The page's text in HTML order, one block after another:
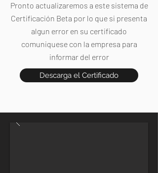
Pronto actualizaremos a este sistema de
Certificación Beta por lo que si presenta
algun error en su certificado
comuniquese con la empresa para
informar del error
Descarga el Certificado